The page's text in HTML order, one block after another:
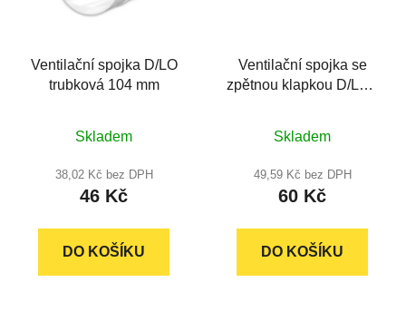
Ventilační spojka D/LO
trubková 104 mm
Skladem
38,02 Kč bez DPH
46 Kč
DO KOŠÍKU
Ventilační spojka se
zpětnou klapkou D/LPP
Skladem
49,59 Kč bez DPH
60 Kč
DO KOŠÍKU